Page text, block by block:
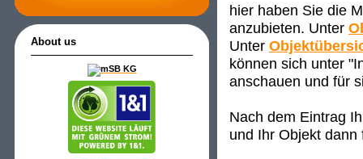
About us
hier haben Sie die
anzubieten. Unter
Unter
können sich unter
anschauen und für
Nach dem Eintrag
und Ihr Objekt dann